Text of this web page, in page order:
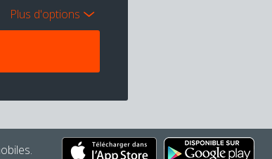
Plus d'options